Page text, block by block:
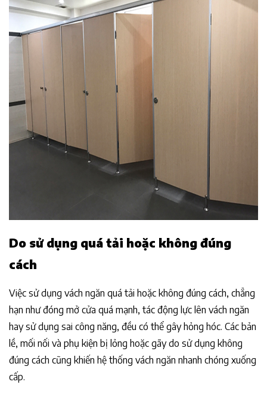
Do sử dụng quá tải hoặc không đúng
cách
Việc sử dụng vách ngăn quá tải hoặc không đúng cách, chẳng
hạn như đóng mở cửa quá mạnh, tác động lực lên vách ngăn
hay sử dụng sai công năng, đều có thể gây hỏng hóc. Các bản
lề, mối nối và phụ kiện bị lỏng hoặc gãy do sử dụng không
đúng cách cũng khiến hệ thống vách ngăn nhanh chóng xuống
cấp.